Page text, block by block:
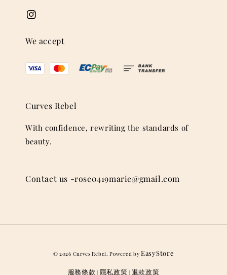
We accept
Curves Rebel
With confidence, rewriting the standards of
beauty.
Contact us -rose0419marie@gmail.com
© 2026 Curves Rebel. Powered byEasyStore
服務條款 | 隱私政策 | 退款政策